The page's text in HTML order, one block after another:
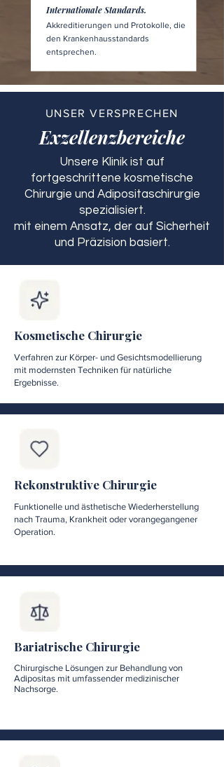
Internationale Standards.
Akkreditierungen und Protokolle, die
den Krankenhausstandards
entsprechen.
UNSER VERSPRECHEN
Exzellenzbereiche
Unsere Klinik ist auf
fortgeschrittene kosmetische
Chirurgie und Adipositaschirurgie
spezialisiert.
mit einem Ansatz, der auf Sicherheit
und Präzision basiert.
Kosmetische Chirurgie
Verfahren zur Körper- und Gesichtsmodellierung
mit modernsten Techniken für natürliche
Ergebnisse.
Rekonstruktive Chirurgie
Funktionelle und ästhetische Wiederherstellung
nach Trauma, Krankheit oder vorangegangener
Operation.
Bariatrische Chirurgie
Chirurgische Lösungen zur Behandlung von
Adipositas mit umfassender medizinischer
Nachsorge.